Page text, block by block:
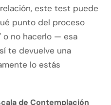
este test puede
punto del proceso
o no hacerlo — esa
te devuelve una
lo estás
de Contemplación